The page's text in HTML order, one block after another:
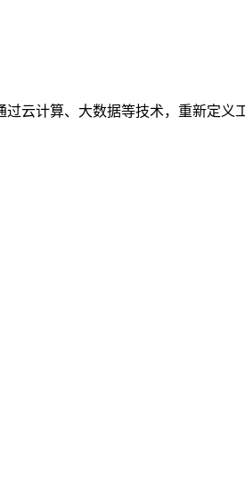
云计算、大数据等技术，重新定义